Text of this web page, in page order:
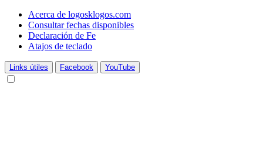
Acerca de logosklogos.com
Consultar fechas disponibles
Declaración de Fe
Atajos de teclado
Links útiles Facebook YouTube